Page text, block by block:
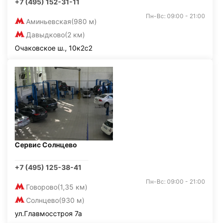
+7 (495) 152-31-11
Аминьевская(980 м)
Давыдково(2 км)
Пн-Вс: 09:00 - 21:00
Очаковское ш., 10к2с2
Сервис Солнцево
+7 (495) 125-38-41
Говорово(1,35 км)
Солнцево(930 м)
Пн-Вс: 09:00 - 21:00
ул.Главмосстроя 7а